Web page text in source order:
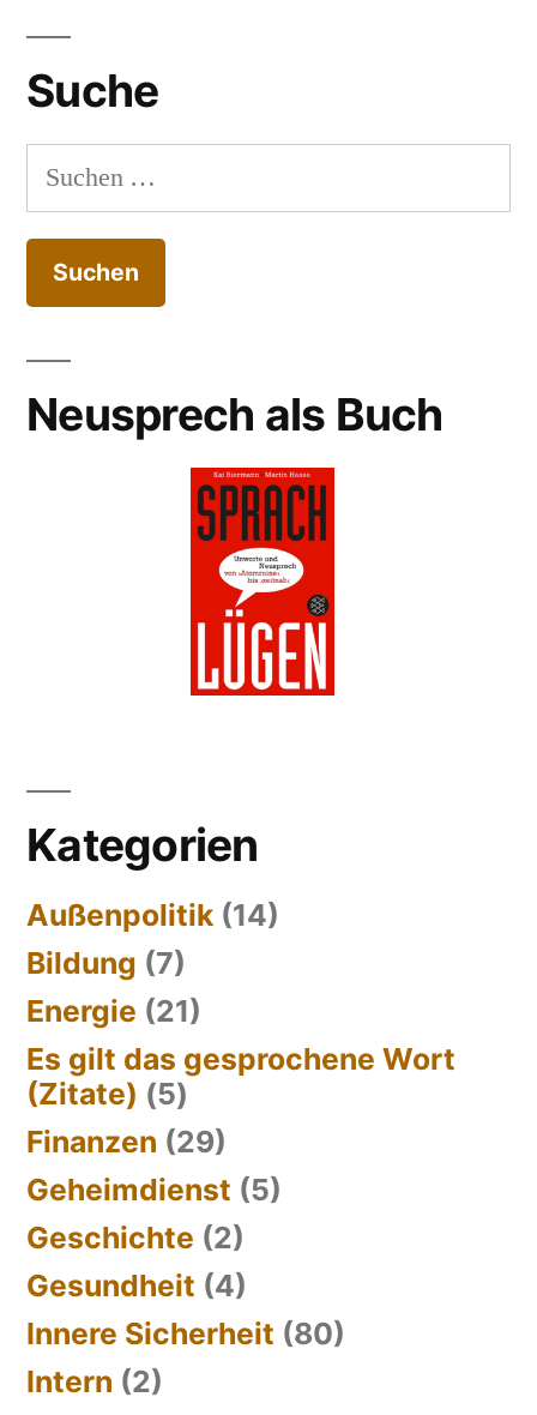
Suche
Suchen
nach:
Neusprech als Buch
Kategorien
Außenpolitik (14)
Bildung (7)
Energie (21)
Es gilt das gesprochene Wort
(Zitate) (5)
Finanzen (29)
Geheimdienst (5)
Geschichte (2)
Gesundheit (4)
Innere Sicherheit (80)
Intern (2)